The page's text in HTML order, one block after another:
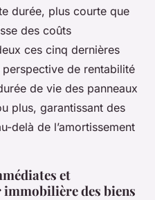
durée, plus courte que
des coûts
ces cinq dernières
perspective de rentabilité
de vie des panneaux
plus, garantissant des
delà de l’amortissement
et
des biens